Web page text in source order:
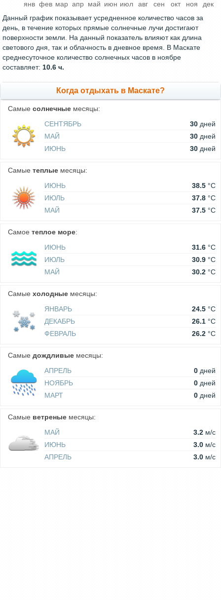
янв фев мар апр май июн июл авг сен окт ноя дек
Данный график показывает усредненное количество часов за
день, в течение которых прямые солнечные лучи достигают
поверхности земли. На данный показатель влияют как длина
светового дня, так и облачность в дневное время. В Маскате
среднесуточное количество солнечных часов в ноябре
составляет: 10.6 ч.
Когда отдыхать в Маскате?
Самые солнечные месяцы:
СЕНТЯБРЬ
30 дней
МАЙ
30 дней
ИЮНЬ
30 дней
Самые теплые месяцы:
ИЮНЬ
38.5 °C
ИЮЛЬ
37.8 °C
МАЙ
37.5 °C
Самое теплое море:
ИЮНЬ
31.6 °C
ИЮЛЬ
30.9 °C
МАЙ
30.2 °C
Самые холодные месяцы:
ЯНВАРЬ
24.5 °C
ДЕКАБРЬ
26.1 °C
ФЕВРАЛЬ
26.2 °C
Самые дождливые месяцы:
АПРЕЛЬ
0 дней
НОЯБРЬ
0 дней
МАРТ
0 дней
Самые ветреные месяцы:
МАЙ
3.2 м/c
ИЮНЬ
3.0 м/c
АПРЕЛЬ
3.0 м/c